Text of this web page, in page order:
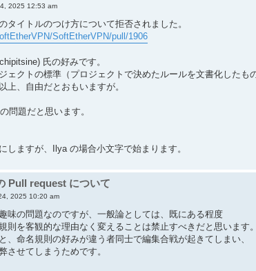
2025 12:53 am
タイトルのつけ方について拒否されました。
SoftEtherVPN/pull/1906
氏の好みです。
ェクトの標準（プロジェクトで決めたルールを文書化したも
上、自由だとおもいますが。
問題だと思います。
しますが、Ilya の場合小文字で始まります。
Pull request について
2025 10:20 am
味の問題なのですが、一般論としては、既にある程度
則を客観的な理由なく変えることは禁止すべきだと思います。
、命名規則の好みが違う者同士で編集合戦が起きてしまい、
させてしまうためです。